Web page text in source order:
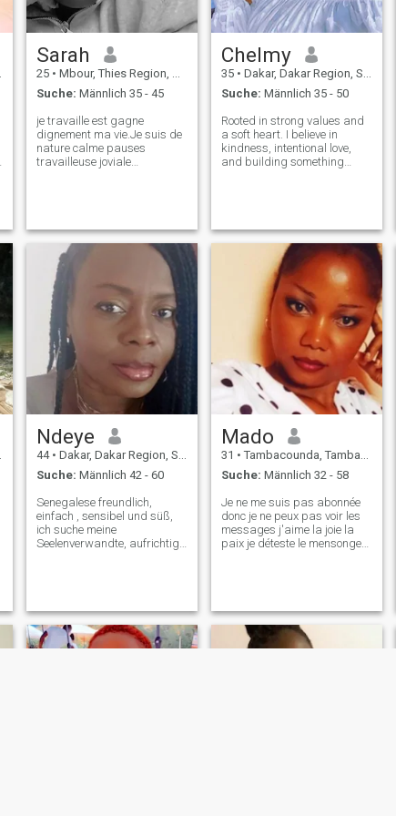
Sarah
25 • Mbour, Thies Region, Senegal
Suche: Männlich 35 - 45
je travaille est gagne
dignement ma vie.Je suis de
nature calme pauses
travailleuse joviale
peu de delire pour se
détendre. la vie est bell
Chelmy
35 • Dakar, Dakar Region, Senegal
Suche: Männlich 35 - 50
Rooted in strong values and
a soft heart. I believe in
kindness, intentional love,
and building something
just ready for something
meaningful an
Ndeye
44 • Dakar, Dakar Region, Senegal
Suche: Männlich 42 - 60
Senegalese freundlich,
einfach , sensibel und süß,
ich suche meine
Seelenverwandte, aufrichtige
Respekt und Ehrlichkeit ,
zögern Sie nicht , schreibe
mir / freundlich
Senegalesisch, einfach,
Mado
31 • Tambacounda, Tambacounda, Senegal
Suche: Männlich 32 - 58
Je ne me suis pas abonnée
donc je ne peux pas voir les
messages j'aime la joie la
paix je déteste le mensonge
demander des photos nues